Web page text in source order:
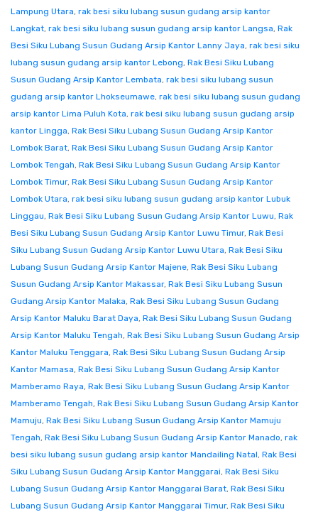
Lampung Utara, rak besi siku lubang susun gudang arsip kantor
Langkat, rak besi siku lubang susun gudang arsip kantor Langsa, Rak
Besi Siku Lubang Susun Gudang Arsip Kantor Lanny Jaya, rak besi siku
lubang susun gudang arsip kantor Lebong, Rak Besi Siku Lubang
Susun Gudang Arsip Kantor Lembata, rak besi siku lubang susun
gudang arsip kantor Lhokseumawe, rak besi siku lubang susun gudang
arsip kantor Lima Puluh Kota, rak besi siku lubang susun gudang arsip
kantor Lingga, Rak Besi Siku Lubang Susun Gudang Arsip Kantor
Lombok Barat, Rak Besi Siku Lubang Susun Gudang Arsip Kantor
Lombok Tengah, Rak Besi Siku Lubang Susun Gudang Arsip Kantor
Lombok Timur, Rak Besi Siku Lubang Susun Gudang Arsip Kantor
Lombok Utara, rak besi siku lubang susun gudang arsip kantor Lubuk
Linggau, Rak Besi Siku Lubang Susun Gudang Arsip Kantor Luwu, Rak
Besi Siku Lubang Susun Gudang Arsip Kantor Luwu Timur, Rak Besi
Siku Lubang Susun Gudang Arsip Kantor Luwu Utara, Rak Besi Siku
Lubang Susun Gudang Arsip Kantor Majene, Rak Besi Siku Lubang
Susun Gudang Arsip Kantor Makassar, Rak Besi Siku Lubang Susun
Gudang Arsip Kantor Malaka, Rak Besi Siku Lubang Susun Gudang
Arsip Kantor Maluku Barat Daya, Rak Besi Siku Lubang Susun Gudang
Arsip Kantor Maluku Tengah, Rak Besi Siku Lubang Susun Gudang Arsip
Kantor Maluku Tenggara, Rak Besi Siku Lubang Susun Gudang Arsip
Kantor Mamasa, Rak Besi Siku Lubang Susun Gudang Arsip Kantor
Mamberamo Raya, Rak Besi Siku Lubang Susun Gudang Arsip Kantor
Mamberamo Tengah, Rak Besi Siku Lubang Susun Gudang Arsip Kantor
Mamuju, Rak Besi Siku Lubang Susun Gudang Arsip Kantor Mamuju
Tengah, Rak Besi Siku Lubang Susun Gudang Arsip Kantor Manado, rak
besi siku lubang susun gudang arsip kantor Mandailing Natal, Rak Besi
Siku Lubang Susun Gudang Arsip Kantor Manggarai, Rak Besi Siku
Lubang Susun Gudang Arsip Kantor Manggarai Barat, Rak Besi Siku
Lubang Susun Gudang Arsip Kantor Manggarai Timur, Rak Besi Siku